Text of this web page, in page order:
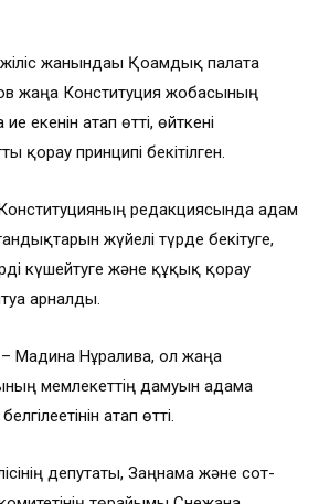
жанындағы Қоғамдық палата
жаңа Конституция жобасының
екенін атап өтті, өйткені
қорғау принципі бекітілген.
редакциясында адам
жүйелі түрде бекітуге,
күшейтуге және құқық қорғау
арналды.
Мадина Нұрғалива, ол жаңа
мемлекеттің дамуын адамға
атап өтті.
депутаты, Заңнама және сот-